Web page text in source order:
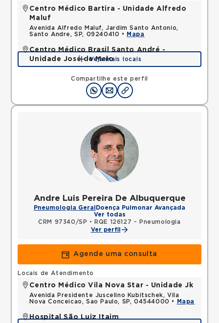
Compartilhe este perfil
Centro Médico Bartira - Unidade Alfredo
Maluf
Avenida Alfredo Maluf, Jardim Santo Antonio,
Santo Andre, SP, 09240410 •
Mapa
Centro Médico Brasil Santo André -
Unidade José de Melo
Rua Jose de Melo, Vila Dora, Santo Andre, SP,
09030580 •Mapa
Veja mais locais
Andre Luis Pereira De Albuquerque
Pneumologia Geral Doença Pulmonar Avançada
Ver todas
CRM 97340/SP •
RQE 126127 - Pneumologia
Ver perfil
Agende uma consulta
Locais de Atendimento
Centro Médico Vila Nova Star - Unidade Jk
Avenida Presidente Juscelino Kubitschek, Vila
Nova Conceicao, Sao Paulo, SP, 04544000 •
Mapa
Hospital São Luiz Itaim